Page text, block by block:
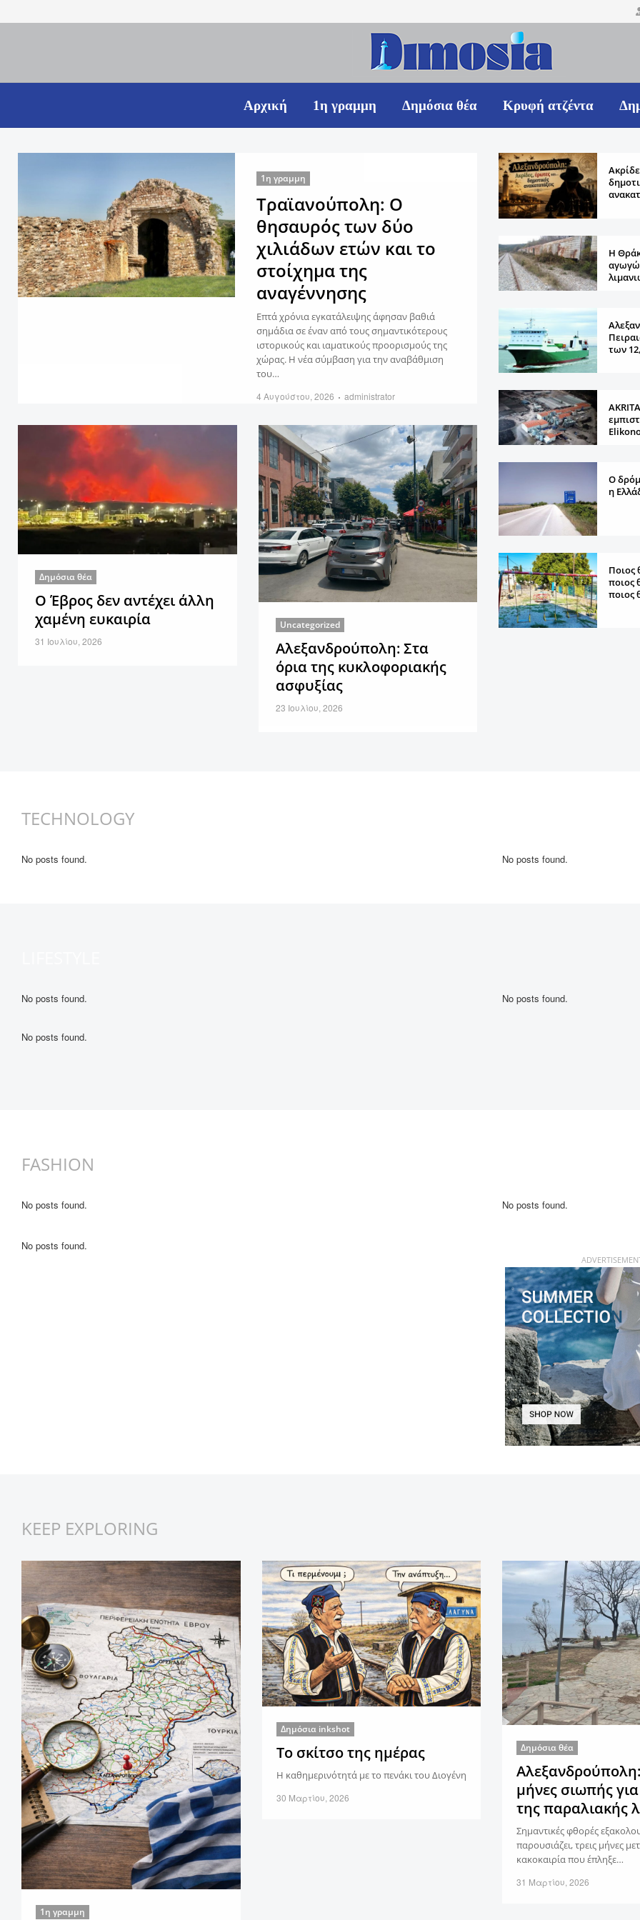
Αρχική 1η γραμμη Δημόσια θέα Κρυφή ατζέντα
1η γραμμη
Τραϊανούπολη: Ο
θησαυρός των δύο
χιλιάδων ετών και το
στοίχημα της
αναγέννησης
Επτά χρόνια εγκατάλειψης άφησαν βαθιά
σημάδια σε έναν από τους σημαντικότερους
ιστορικούς και ιαματικούς προορισμούς της
χώρας. Η νέα σύμβαση για την αναβάθμιση
του…
4 Αυγούστου, 2026 administrator
Δημόσια θέα
Ο Έβρος δεν αντέχει άλλη
χαμένη ευκαιρία
31 Ιουλίου, 2026
Uncategorized
Αλεξανδρούπολη: Στα
όρια της κυκλοφοριακής
ασφυξίας
23 Ιουλίου, 2026
Η
των
Ο
η
Ποιος
ποιος
ποιος
TECHNOLOGY
No posts found. No posts found.
No posts found.
No posts found.
No posts found.
FASHION
No posts found.
No posts found.
No posts found.
KEEP EXPLORING
1η γραμμη
Δημόσια inkshot
Το σκίτσο της ημέρας
Η καθημερινότητά με το πενάκι του Διογένη
30 Μαρτίου, 2026
Δημόσια θέα
Αλεξανδρούπολη:
μήνες σιωπής
της παραλιακής
Σημαντικές φθορές
παρουσιάζει, τρεις μήνες
κακοκαιρία που έπληξε…
31 Μαρτίου, 2026